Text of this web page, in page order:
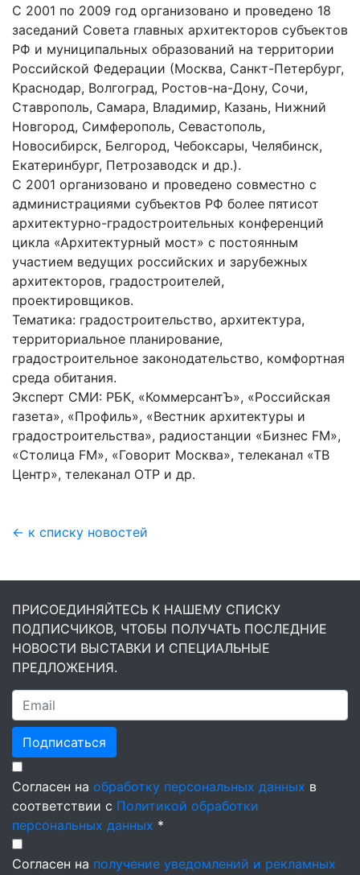
С 2001 по 2009 год организовано и проведено 18
заседаний Совета главных архитекторов субъектов
РФ и муниципальных образований на территории
Российской Федерации (Москва, Санкт-Петербург,
Краснодар, Волгоград, Ростов-на-Дону, Сочи,
Ставрополь, Самара, Владимир, Казань, Нижний
Новгород, Симферополь, Севастополь,
Новосибирск, Белгород, Чебоксары, Челябинск,
Екатеринбург, Петрозаводск и др.).
С 2001 организовано и проведено совместно с
администрациями субъектов РФ более пятисот
архитектурно-градостроительных конференций
цикла «Архитектурный мост» с постоянным
участием ведущих российских и зарубежных
архитекторов, градостроителей,
проектировщиков.
Тематика: градостроительство, архитектура,
территориальное планирование,
градостроительное законодательство, комфортная
среда обитания.
Эксперт СМИ: РБК, «КоммерсантЪ», «Российская
газета», «Профиль», «Вестник архитектуры и
градостроительства», радиостанции «Бизнес FM»,
«Столица FM», «Говорит Москва», телеканал «ТВ
Центр», телеканал ОТР и др.
← к списку новостей
ПРИСОЕДИНЯЙТЕСЬ К НАШЕМУ СПИСКУ
ПОДПИСЧИКОВ, ЧТОБЫ ПОЛУЧАТЬ ПОСЛЕДНИЕ
НОВОСТИ ВЫСТАВКИ И СПЕЦИАЛЬНЫЕ
ПРЕДЛОЖЕНИЯ.
Подписаться
Согласен на обработку персональных данных в
соответствии с Политикой обработки
персональных данных *
Согласен на получение уведомлений и рекламных